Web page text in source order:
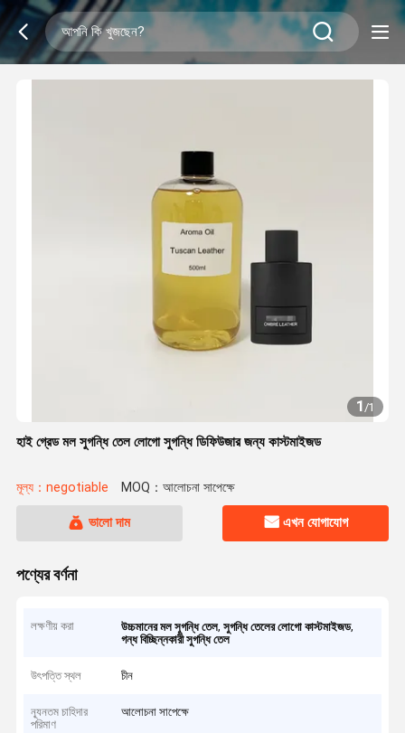
1/1
হাই গ্রেড মল সুগন্ধি তেল লোগো সুগন্ধি ডিফিউজার জন্য কাস্টমাইজড
মূল্য：negotiable MOQ：আলোচনা সাপেক্ষে
ভালো দাম এখন যোগাযোগ
পণ্যের বর্ণনা
লক্ষণীয় করা উচ্চমানের মল সুগন্ধি তেল,সুগন্ধি তেলের লোগো কাস্টমাইজড,
গন্ধ বিচ্ছিন্নকারী সুগন্ধি তেল
উৎপত্তি স্থল চীন
ন্যূনতম চাহিদার
পরিমাণ
আলোচনা সাপেক্ষে